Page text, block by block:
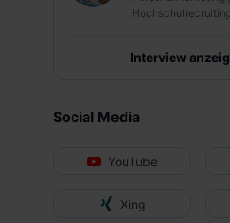
Hochschulrecruiting
Interview
Social Media
YouTube
Xing